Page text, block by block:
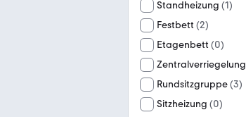
Standheizung (1)
Festbett (2)
Etagenbett (0)
Zentralverriegelung
Rundsitzgruppe(3)
Sitzheizung (0)